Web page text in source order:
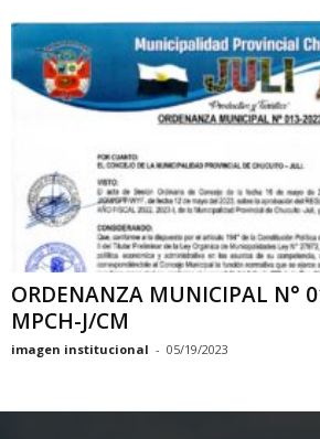
ORDENANZA MUNICIPAL N°
MPCH-J/CM
imagen institucional - 05/19/2023